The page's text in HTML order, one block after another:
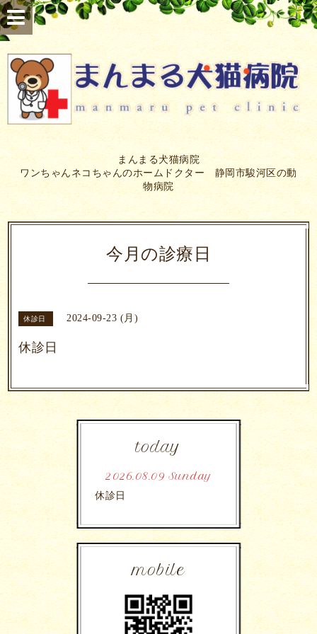
まんまる犬猫病院
ワンちゃんネコちゃんのホームドクター 静岡市駿河区の動
物病院
今月の診療日
休診日 2024-09-23 (月)
休診日
today
2026.08.09 Sunday
休診日
mobile